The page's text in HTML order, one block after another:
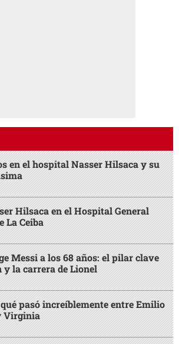
en el hospital Nasser Hilsaca y su
Hilsaca en el Hospital General
La Ceiba
Messi a los 68 años: el pilar clave
y la carrera de Lionel
pasó increíblemente entre Emilio
Virginia